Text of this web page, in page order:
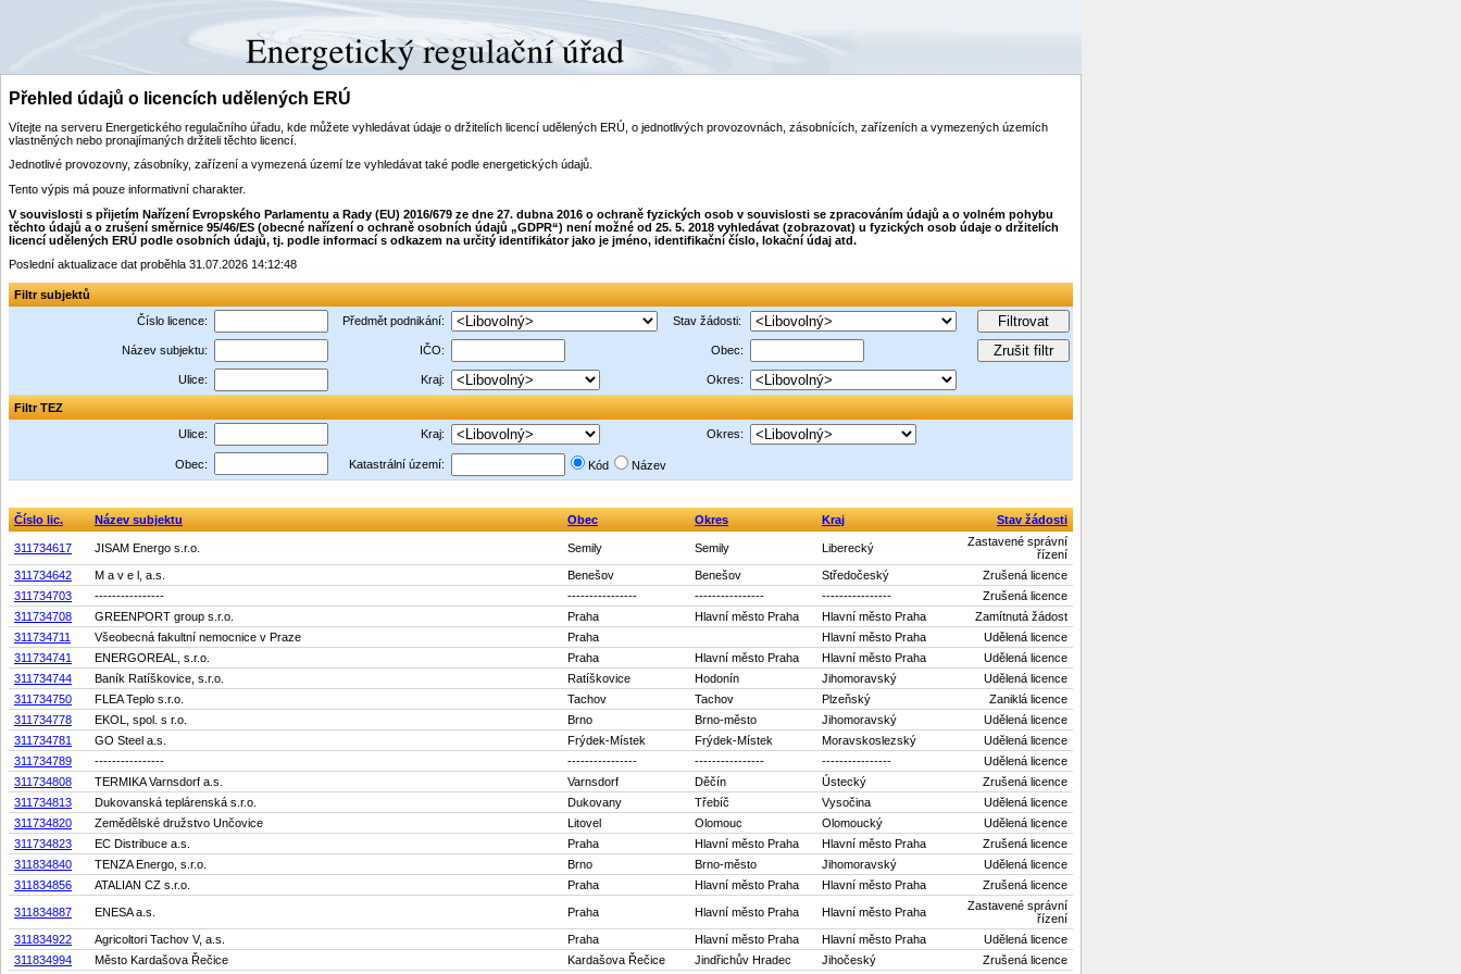
Přehled údajů o licencích udělených ERÚ
Vítejte na serveru Energetického regulačního úřadu, kde můžete vyhledávat údaje o držitelích licencí udělených ERÚ, o jednotlivých provozovnách, zásobnících, zařízeních a vymezených územích
vlastněných nebo pronajímaných držiteli těchto licencí.
Jednotlivé provozovny, zásobníky, zařízení a vymezená území lze vyhledávat také podle energetických údajů.
Tento výpis má pouze informativní charakter.
V souvislosti s přijetím Nařízení Evropského Parlamentu a Rady (EU) 2016/679 ze dne 27. dubna 2016 o ochraně fyzických osob v souvislosti se zpracováním údajů a o volném pohybu
těchto údajů a o zrušení směrnice 95/46/ES (obecné nařízení o ochraně osobních údajů „GDPR“) není možné od 25. 5. 2018 vyhledávat (zobrazovat) u fyzických osob údaje o držitelích
licencí udělených ERÚ podle osobních údajů, tj. podle informací s odkazem na určitý identifikátor jako je jméno, identifikační číslo, lokační údaj atd.
Poslední aktualizace dat proběhla 31.07.2026 14:12:48
Filtr subjektů
Číslo licence:
Předmět podnikání: Stav žádosti:
Název subjektu: IČO: Obec:
Ulice: Kraj: Okres:
Filtr TEZ
Ulice:
Kraj: Okres:
Obec: Katastrální území: Kód Název
Číslo lic. Název subjektu Obec Okres Kraj Stav žádosti
311734617 JISAM Energo s.r.o. Semily Semily Liberecký
Zastavené správní
řízení
311734642
M a v e l, a.s. Benešov Benešov Středočeský
Zrušená licence
311734703
---------------- ---------------- ---------------- ----------------
Zrušená licence
311734708
GREENPORT group s.r.o. Praha Hlavní město Praha Hlavní město Praha
Zamítnutá žádost
311734711
Všeobecná fakultní nemocnice v Praze Praha Hlavní město Praha
Udělená licence
311734741
ENERGOREAL, s.r.o. Praha Hlavní město Praha Hlavní město Praha
Udělená licence
311734744
Baník Ratíškovice, s.r.o. Ratíškovice Hodonín Jihomoravský
Udělená licence
311734750
FLEA Teplo s.r.o. Tachov Tachov Plzeňský
Zaniklá licence
311734778
EKOL, spol. s r.o. Brno Brno-město Jihomoravský
Udělená licence
311734781
GO Steel a.s. Frýdek-Místek Frýdek-Místek Moravskoslezský
Udělená licence
311734789
---------------- ---------------- ---------------- ----------------
Udělená licence
311734808
TERMIKA Varnsdorf a.s. Varnsdorf Děčín Ústecký
Zrušená licence
311734813
Dukovanská teplárenská s.r.o. Dukovany Třebíč Vysočina
Udělená licence
311734820
Zemědělské družstvo Unčovice Litovel Olomouc Olomoucký
Udělená licence
311734823
EC Distribuce a.s. Praha Hlavní město Praha Hlavní město Praha
Zrušená licence
311834840
TENZA Energo, s.r.o. Brno Brno-město Jihomoravský
Udělená licence
311834856
ATALIAN CZ s.r.o. Praha Hlavní město Praha Hlavní město Praha Zrušená licence
311834887 ENESA a.s. Praha Hlavní město Praha Hlavní město Praha
Zastavené správní
řízení
311834922
Agricoltori Tachov V, a.s. Praha Hlavní město Praha Hlavní město Praha
Udělená licence
311834994
Město Kardašova Řečice Kardašova Řečice Jindřichův Hradec Jihočeský Zrušená licence